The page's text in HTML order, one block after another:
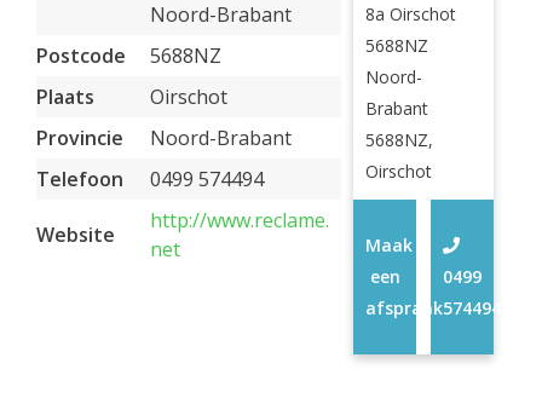
Noord-Brabant
Postcode
5688NZ
Plaats
Oirschot
Provincie
Noord-Brabant
Telefoon
0499 574494
Website
http://www.reclame.
net
8a Oirschot
5688NZ
Noord-
Brabant
5688NZ,
Oirschot
0499
574494
Maak
een
afspraak